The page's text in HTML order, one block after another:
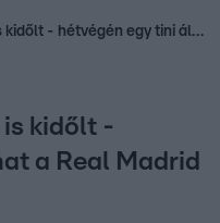
Courtois után Lunyin is kidőlt - hétvégén egy tini állhat a Real Madrid kapujába!
kidőlt -
a Real Madrid